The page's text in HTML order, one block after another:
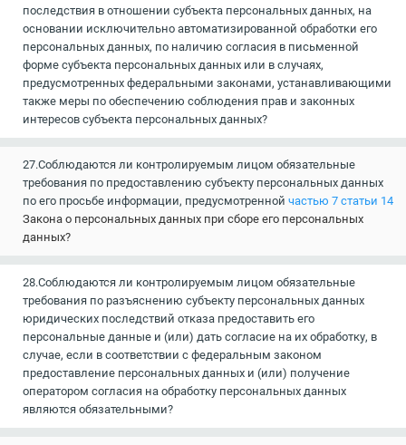
последствия в отношении субъекта персональных данных, на
основании исключительно автоматизированной обработки его
персональных данных, по наличию согласия в письменной
форме субъекта персональных данных или в случаях,
предусмотренных федеральными законами, устанавливающими
также меры по обеспечению соблюдения прав и законных
интересов субъекта персональных данных?
27.Соблюдаются ли контролируемым лицом обязательные
требования по предоставлению субъекту персональных данных
по его просьбе информации, предусмотренной частью 7 статьи 14
Закона о персональных данных при сборе его персональных
данных?
28.Соблюдаются ли контролируемым лицом обязательные
требования по разъяснению субъекту персональных данных
юридических последствий отказа предоставить его
персональные данные и (или) дать согласие на их обработку, в
случае, если в соответствии с федеральным законом
предоставление персональных данных и (или) получение
оператором согласия на обработку персональных данных
являются обязательными?